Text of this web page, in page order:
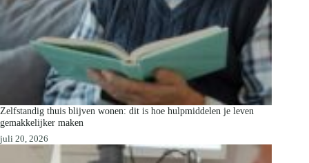
Zelfstandig thuis blijven wonen: dit is hoe hulpmiddelen je leven
gemakkelijker maken
juli 20, 2026